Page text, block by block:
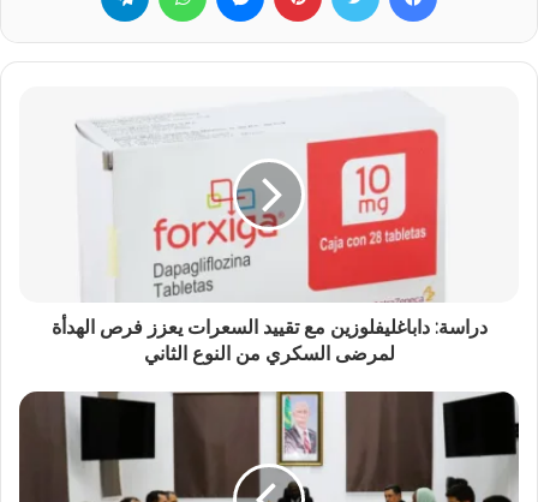
دراسة: داباغليفلوزين مع تقييد السعرات يعزز فرص الهدأة
لمرضى السكري من النوع الثاني